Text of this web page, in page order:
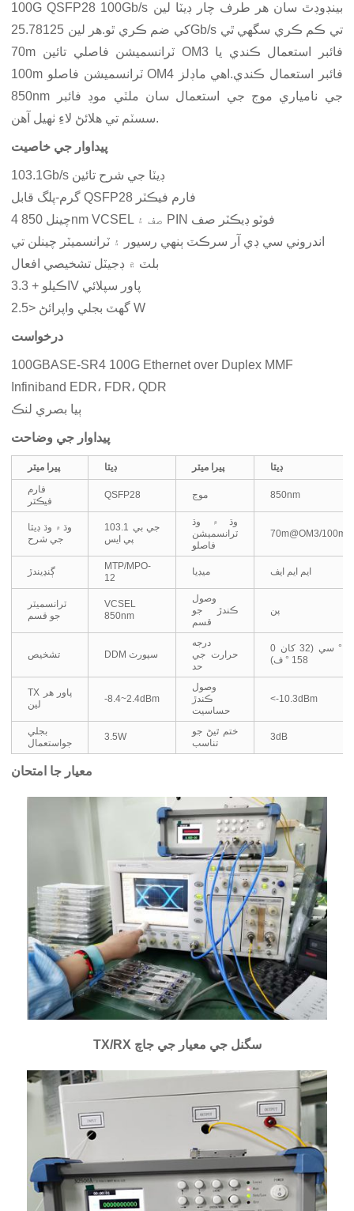
100G QSFP28 100Gb/s بينڊوڊٿ سان هر طرف چار ڊيٽا لين
کي ضم ڪري ٿو.هر لين 25.78125Gb/s تي ڪم ڪري سگھي ٿي
70m ٽرانسميشن فاصلي تائين OM3 فائبر استعمال ڪندي يا
100m ٽرانسميشن فاصلو OM4 فائبر استعمال ڪندي.اهي ماڊلز
850nm جي نامياري موج جي استعمال سان ملٽي موڊ فائبر
سسٽم تي هلائڻ لاءِ ٺهيل آهن.
پيداوار جي خاصيت
103.1Gb/s ڊيٽا جي شرح تائين
گرم-پلگ قابل QSFP28 فارم فيڪٽر
4 چينل 850nm VCSEL صف ۽ PIN فوٽو ڊيڪٽر صف
اندروني سي ڊي آر سرڪٽ ٻنهي رسيور ۽ ٽرانسميٽر چينلن تي
بلٽ ۾ ڊجيٽل تشخيصي افعال
اڪيلو + 3.3V پاور سپلائي
گھٽ بجلي واپرائڻ <2.5 W
درخواست
100GBASE-SR4 100G Ethernet over Duplex MMF
Infiniband EDR، FDR، QDR
ٻيا بصري لنڪ
پيداوار جي وضاحت
پيرا ميٽر ڊيٽا پيرا ميٽر
ڊيٽا
فارم
فيڪٽر
QSFP28 موج 850nm
وڌ ۾ وڌ ڊيٽا
جي شرح
103.1 جي بي
پي ايس
وڌ ۾ وڌ
ٽرانسميشن
فاصلو
70m@OM3/
ڳنڍيندڙ
MTP/MPO-
12
ميڊيا ايم ايم ايف
ٽرانسميٽر
جو قسم
VCSEL
850nm
وصول
ڪندڙ جو
قسم
پن
تشخيص DDM سپورٽ
درجه
حرارت جي
حد
0 کان 70 ° سي (32 کان
158 ° ف)
TX پاور هر
لين
-8.4~2.4dBm
وصول
ڪندڙ
حساسيت
<-10.3dBm
بجلي
جواستعمال
3.5W
ختم ٿيڻ جو
تناسب
3dB
معيار جا امتحان
TX/RX سگنل جي معيار جي جاچ